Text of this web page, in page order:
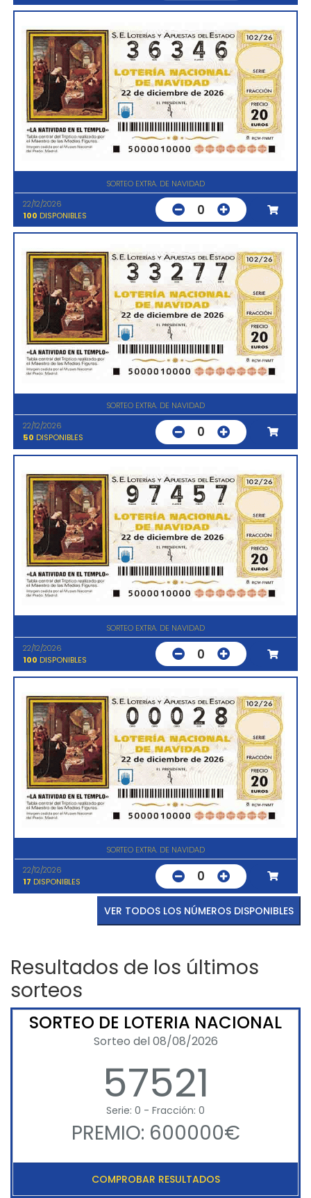
SORTEO EXTRA. DE NAVIDAD
22/12/2026
100 DISPONIBLES 0
SORTEO EXTRA. DE NAVIDAD
22/12/2026
50 DISPONIBLES 0
SORTEO EXTRA. DE NAVIDAD
22/12/2026
100 DISPONIBLES 0
SORTEO EXTRA. DE NAVIDAD
22/12/2026
17 DISPONIBLES 0
VER TODOS LOS NÚMEROS DISPONIBLES
Resultados de los últimos
sorteos
SORTEO DE LOTERIA NACIONAL
Sorteo del 08/08/2026
57521
Serie: 0 - Fracción: 0
PREMIO: 600000€
COMPROBAR RESULTADOS